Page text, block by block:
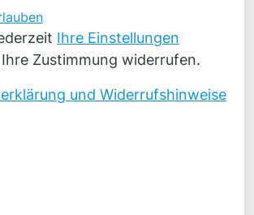
Daten werden zur
Ihrer Anfrage verwendet und
darüber hinausgehende
oder Weitergabe an Dritte erfolgt
Ihre Einstellungen
Zustimmung widerrufen.
und Widerrufshinweise